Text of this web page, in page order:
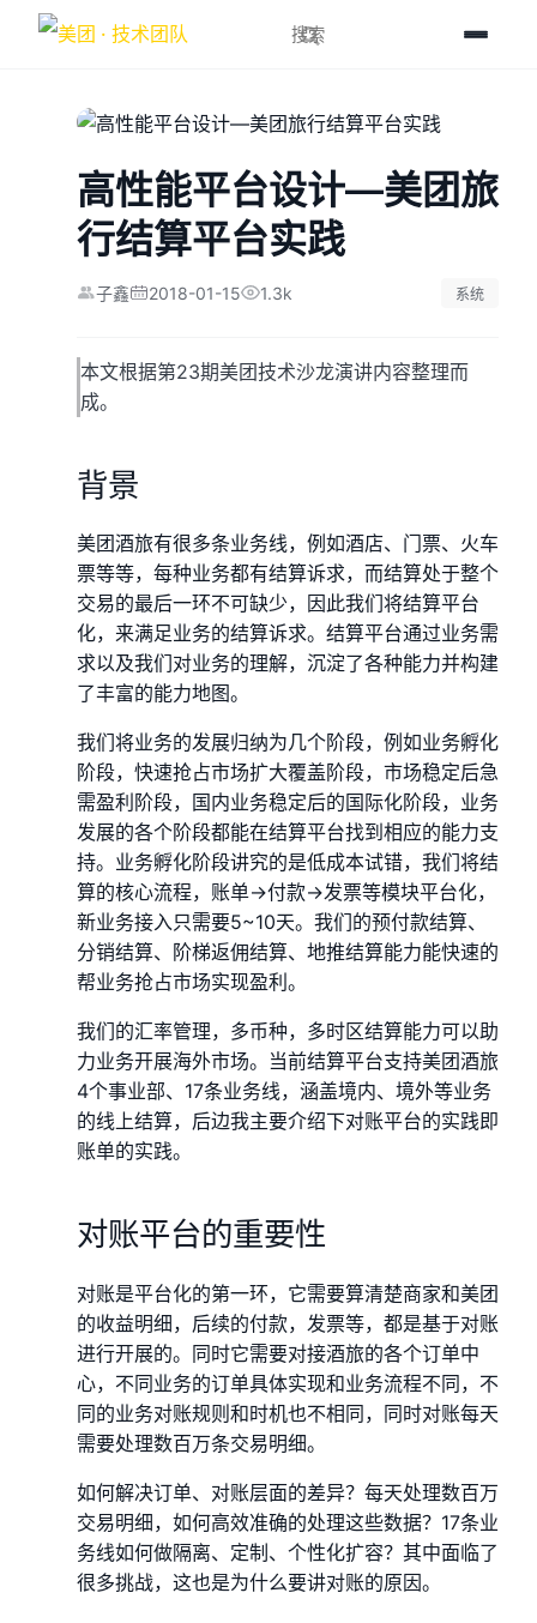
高性能平台设计—美团旅
行结算平台实践
子鑫 2018-01-15 1.3k 系统
本文根据第23期美团技术沙龙演讲内容整理而
成。
背景
美团酒旅有很多条业务线，例如酒店、门票、火车
票等等，每种业务都有结算诉求，而结算处于整个
交易的最后一环不可缺少，因此我们将结算平台
化，来满足业务的结算诉求。结算平台通过业务需
求以及我们对业务的理解，沉淀了各种能力并构建
了丰富的能力地图。
我们将业务的发展归纳为几个阶段，例如业务孵化
阶段，快速抢占市场扩大覆盖阶段，市场稳定后急
需盈利阶段，国内业务稳定后的国际化阶段，业务
发展的各个阶段都能在结算平台找到相应的能力支
持。业务孵化阶段讲究的是低成本试错，我们将结
算的核心流程，账单->付款->发票等模块平台化，
新业务接入只需要5~10天。我们的预付款结算、
分销结算、阶梯返佣结算、地推结算能力能快速的
帮业务抢占市场实现盈利。
我们的汇率管理，多币种，多时区结算能力可以助
力业务开展海外市场。当前结算平台支持美团酒旅
4个事业部、17条业务线，涵盖境内、境外等业务
的线上结算，后边我主要介绍下对账平台的实践即
账单的实践。
对账平台的重要性
对账是平台化的第一环，它需要算清楚商家和美团
的收益明细，后续的付款，发票等，都是基于对账
进行开展的。同时它需要对接酒旅的各个订单中
心，不同业务的订单具体实现和业务流程不同，不
同的业务对账规则和时机也不相同，同时对账每天
需要处理数百万条交易明细。
如何解决订单、对账层面的差异？每天处理数百万
交易明细，如何高效准确的处理这些数据？17条业
务线如何做隔离、定制、个性化扩容？其中面临了
很多挑战，这也是为什么要讲对账的原因。